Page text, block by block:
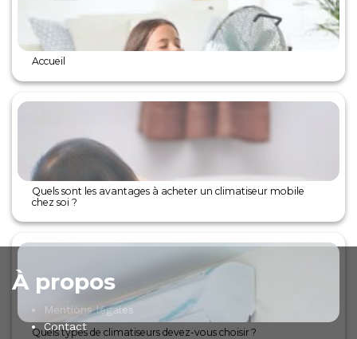
Accueil
Quels sont les avantages à acheter un climatiseur mobile
chez soi ?
Quels types de climatiseurs devez-vous choisir ?
À propos
Mentions légales
Contact